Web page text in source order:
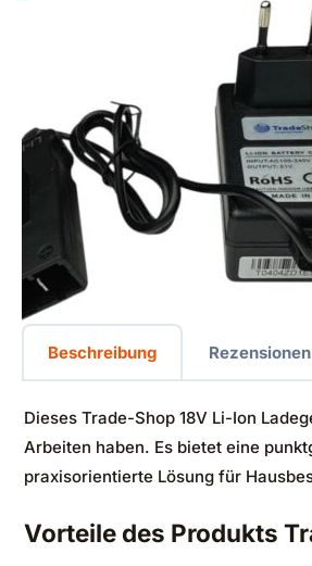
Beschreibung
Dieses Trade-Shop 18V Li-Ion
Arbeiten haben. Es bietet eine
praxisorientierte Lösung für
Vorteile des Produkts